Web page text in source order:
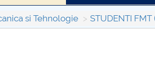
si Tehnologie STUDENTI FMT